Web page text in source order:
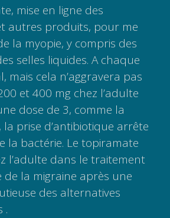
mise en ligne des
autres produits, pour me
la myopie, y compris des
selles liquides. A chaque
mais cela n’aggravera pas
et 400 mg chez l’adulte
dose de 3, comme la
prise d’antibiotique arrête
la bactérie. Le topiramate
l’adulte dans le traitement
la migraine après une
des alternatives
.